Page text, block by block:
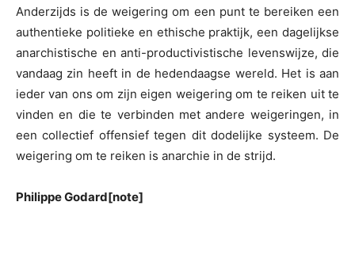
Anderzijds is de weigering om een punt te bereiken een
authentieke politieke en ethische praktijk, een dagelijkse
anarchistische en anti-productivistische levenswijze, die
vandaag zin heeft in de hedendaagse wereld. Het is aan
ieder van ons om zijn eigen weigering om te reiken uit te
vinden en die te verbinden met andere weigeringen, in
een collectief offensief tegen dit dodelijke systeem. De
weigering om te reiken is anarchie in de strijd.
Philippe Godard[note]